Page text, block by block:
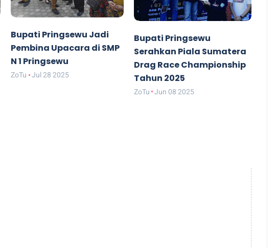
Bupati Pringsewu Jadi
Pembina Upacara di SMP
N 1 Pringsewu
ZoTu Jul 28 2025
Bupati Pringsewu
Serahkan Piala Sumatera
Drag Race Championship
Tahun 2025
ZoTu Jun 08 2025